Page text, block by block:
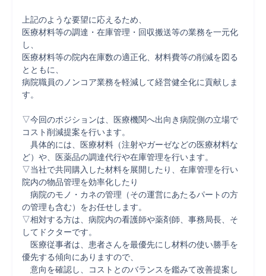
上記のような要望に応えるため、
医療材料等の調達・在庫管理・回収搬送等の業務を一元化
し、
医療材料等の院内在庫数の適正化、材料費等の削減を図る
とともに、
病院職員のノンコア業務を軽減して経営健全化に貢献しま
す。
▽今回のポジションは、医療機関へ出向き病院側の立場で
コスト削減提案を行います。
具体的には、医療材料（注射やガーゼなどの医療材料な
ど）や、医薬品の調達代行や在庫管理を行います。
▽当社で共同購入した材料を展開したり、在庫管理を行い
院内の物品管理を効率化したり
病院のモノ・カネの管理（その運営にあたるパートの方
の管理も含む）をお任せします。
▽相対する方は、病院内の看護師や薬剤師、事務局長、そ
してドクターです。
医療従事者は、患者さんを最優先にし材料の使い勝手を
優先する傾向にありますので、
意向を確認し、コストとのバランスを鑑みて改善提案し